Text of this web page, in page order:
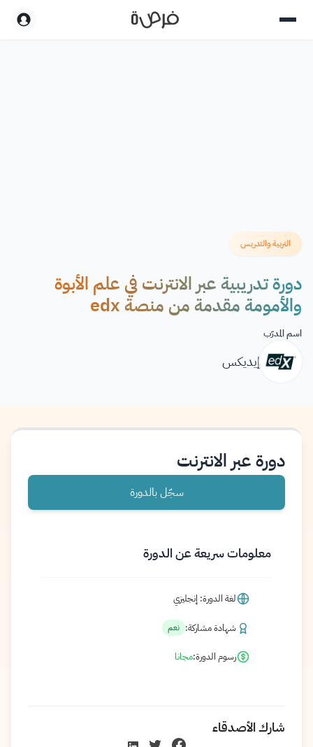
التربية والتدريس
دورة تدريبية عبر الانترنت في علم الأبوة
والأمومة مقدمة من منصة edx
اسم المدرّب
إيديكس
دورة عبر الانترنت
سجّل بالدورة
معلومات سريعة عن الدورة
لغة الدورة: إنجليزي
شهادة مشاركة: نعم
رسوم الدورة:مجانا
شارك الأصدقاء